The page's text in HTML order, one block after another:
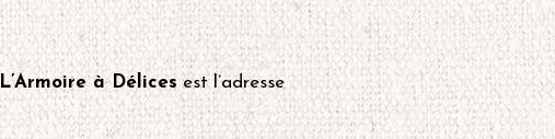
L’Armoire à Délices est l’adresse